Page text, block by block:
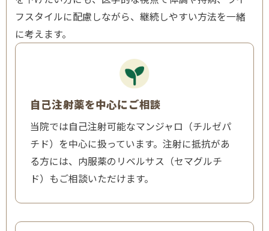
フスタイルに配慮しながら、継続しやすい方法を一緒
に考えます。
自己注射薬を中心にご相談
当院では自己注射可能なマンジャロ（チルゼパ
チド）を中心に扱っています。注射に抵抗があ
る方には、内服薬のリベルサス（セマグルチ
ド）もご相談いただけます。